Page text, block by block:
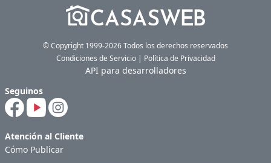
Seguinos
Atención al Cliente
Cómo Publicar
© Copyright 1999-2026 Todos los derechos reservados
Condiciones de Servicio| Política de Privacidad
API para desarrolladores